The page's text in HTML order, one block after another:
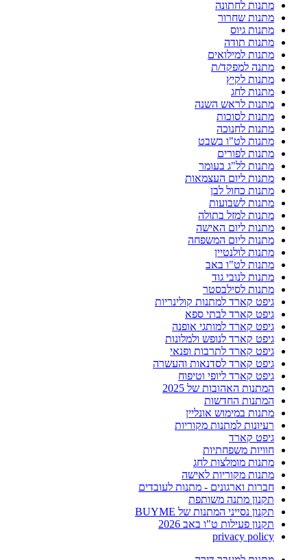
מתנות לחתונה
מתנות שחרור
מתנות גיוס
מתנות תודה
מתנות למילואים
מתנה למפקד/ת
מתנות לקיץ
מתנות לחג
מתנות לראש השנה
מתנות לסוכות
מתנות לחנוכה
מתנות לט"ו בשבט
מתנות לפורים
מתנות לל"ג בעומר
מתנות ליום העצמאות
מתנות כחול לבן
מתנות לשבועות
מתנות למזל בתולה
מתנות ליום האישה
מתנות ליום המשפחה
מתנות לולנטיין
מתנות לט"ו באב
מתנות לנובי גוד
מתנות לסילבסטר
גיפט קארד למתנות קולינריות
גיפט קארד לבתי ספא
גיפט קארד למותגי אופנה
גיפט קארד לנופש ולמלונות
גיפט קארד לתרבות ופנאי
גיפט קארד לסדנאות והעשרה
גיפט קארד ליופי וטיפוח
המתנות האהובות של 2025
המתנות החדשות
מתנות במימוש אונליין
רעיונות למתנות מקוריות
גיפט קארד
חוויות משפחתיות
מתנות מומלצות לחג
מתנות מקוריות לאישה
חברות וארגונים - מתנות לעובדים
תקנון מתנה משותפת
תקנון נסייני המתנות של BUYME
תקנון פעילות ט"ו באב 2026
privacy policy